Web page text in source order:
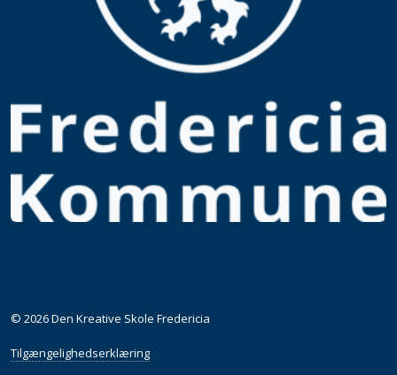
© 2026 Den Kreative Skole Fredericia
Tilgængelighedserklæring